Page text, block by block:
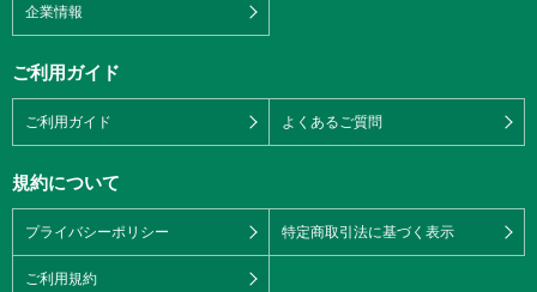
企業情報
ご利用ガイド
ご利用ガイド よくあるご質問
規約について
プライバシーポリシー 特定商取引法に基づく表示
ご利用規約